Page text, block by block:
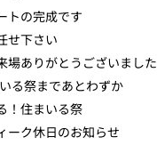
トの完成です
せ下さい
場ありがとうございました
る祭まであとわずか
！住まいる祭
ーク休日のお知らせ